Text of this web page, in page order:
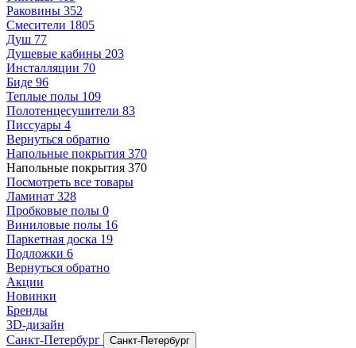
Раковины 352
Смесители 1805
Душ 77
Душевые кабины 203
Инсталляции 70
Биде 96
Теплые полы 109
Полотенцесушители 83
Писсуары 4
Вернуться обратно
Напольные покрытия 370
Напольные покрытия 370
Посмотреть все товары
Ламинат 328
Пробковые полы 0
Виниловые полы 16
Паркетная доска 19
Подложки 6
Вернуться обратно
Акции
Новинки
Бренды
3D-дизайн
Санкт-Петербург
Санкт-Петербург